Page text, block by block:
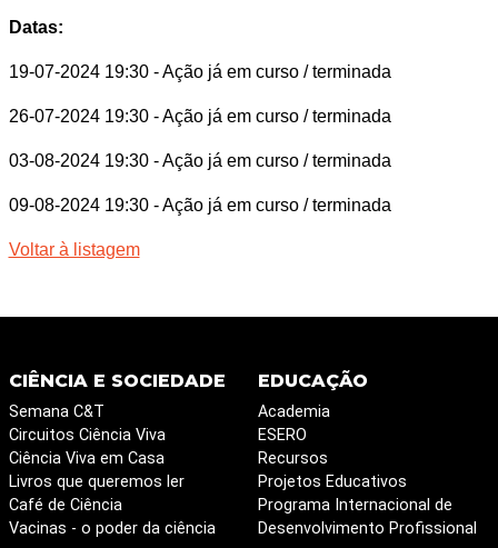
Datas:
19-07-2024 19:30 - Ação já em curso / terminada
26-07-2024 19:30 - Ação já em curso / terminada
03-08-2024 19:30 - Ação já em curso / terminada
09-08-2024 19:30 - Ação já em curso / terminada
Voltar à listagem
CIÊNCIA E SOCIEDADE
Semana C&T
Circuitos Ciência Viva
Ciência Viva em Casa
Livros que queremos ler
Café de Ciência
Vacinas - o poder da ciência
EDUCAÇÃO
Academia
ESERO
Recursos
Projetos Educativos
Programa Internacional de
Desenvolvimento Profissional